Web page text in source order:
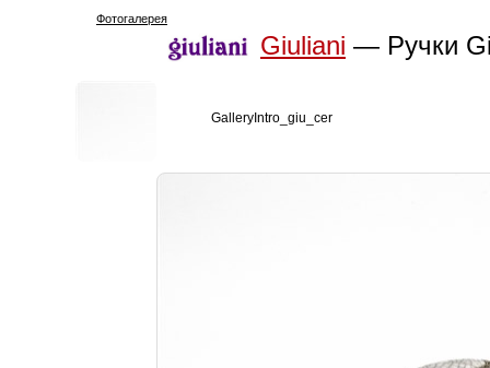
Фотогалерея
Giuliani — Ручки
GalleryIntro_giu_cer